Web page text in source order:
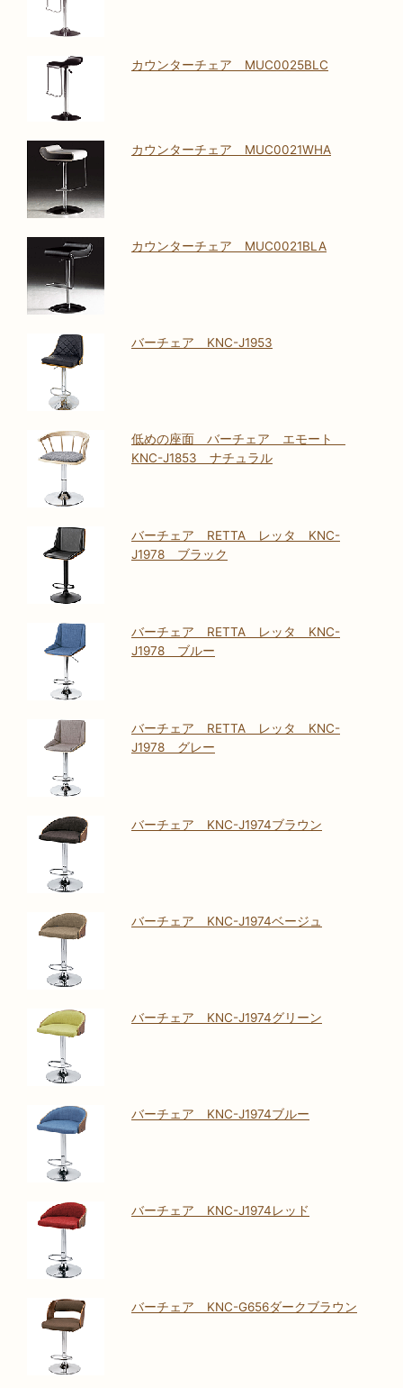
カウンターチェア MUC0025BLC
カウンターチェア MUC0021WHA
カウンターチェア MUC0021BLA
バーチェア KNC-J1953
低めの座面 バーチェア エモート
KNC-J1853 ナチュラル
バーチェア RETTA レッタ KNC-
J1978 ブラック
バーチェア RETTA レッタ KNC-
J1978 ブルー
バーチェア RETTA レッタ KNC-
J1978 グレー
バーチェア KNC-J1974ブラウン
バーチェア KNC-J1974ベージュ
バーチェア KNC-J1974グリーン
バーチェア KNC-J1974ブルー
バーチェア KNC-J1974レッド
バーチェア KNC-G656ダークブラウン